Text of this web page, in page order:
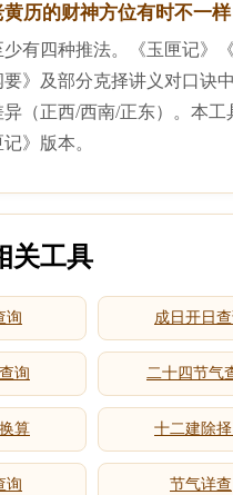
历的财神方位有时不一样
少有四种推法。《玉匣记》
》及部分克择讲义对口诀
（正西/西南/正东）。本工
》版本。
关工具
询 成日开日
询 二十四节气
算 十二建除择
询 节气详查